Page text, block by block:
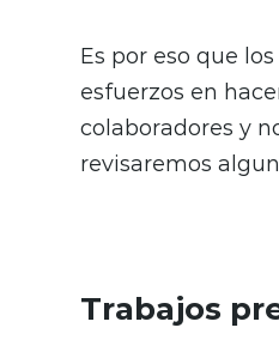
Es por eso que
esfuerzos en
colaboradores y
revisaremos
Trabajos